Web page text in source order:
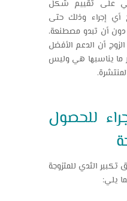
على تقييم شكل
أي إجراء وذلك حتى
دون أن تبدو مصطنعة،
أن الدعم الأفضل
ما يناسبها هي وليس
للحصول
تكبير الثدي للمتزوجة
يلي: